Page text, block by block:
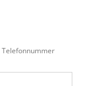
Telefonnummer